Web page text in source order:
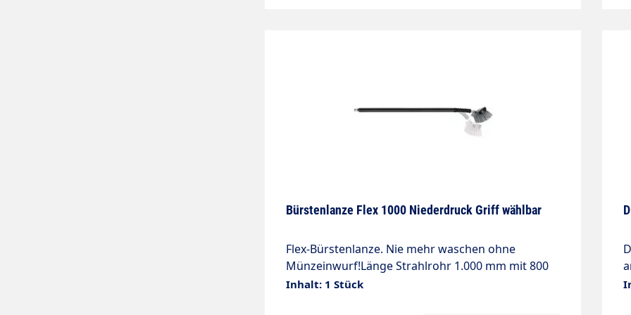
Bürstenlanze Flex 1000 Niederdruck Griff wählbar
Flex-Bürstenlanze. Nie mehr waschen ohne
Münzeinwurf!Länge Strahlrohr 1.000 mm mit 800
mm IsolierungMax. 50 °CEingang: 1/4" AGND = 2,5 -
Inhalt: 1 Stück